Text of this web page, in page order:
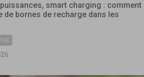
smart charging : comment
de bornes de recharge dans les